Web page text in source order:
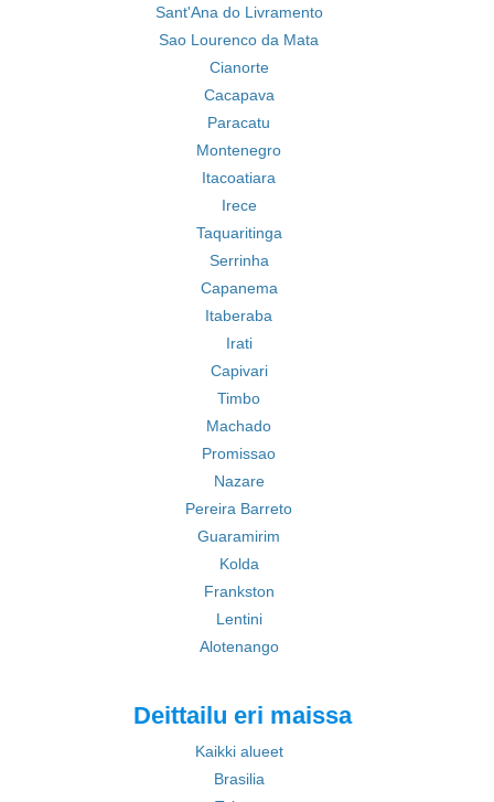
Sant'Ana do Livramento
Sao Lourenco da Mata
Cianorte
Cacapava
Paracatu
Montenegro
Itacoatiara
Irece
Taquaritinga
Serrinha
Capanema
Itaberaba
Irati
Capivari
Timbo
Machado
Promissao
Nazare
Pereira Barreto
Guaramirim
Kolda
Frankston
Lentini
Alotenango
Deittailu eri maissa
Kaikki alueet
Brasilia